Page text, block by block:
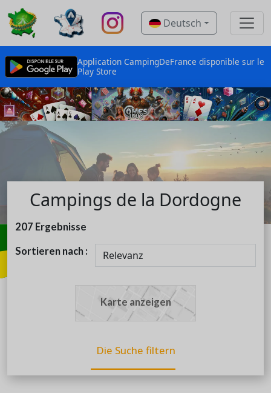
Deutsch
Application CampingDeFrance disponible sur le
Play Store
Campings de la Dordogne
207 Ergebnisse
Sortieren nach :
Karte anzeigen
Die Suche filtern